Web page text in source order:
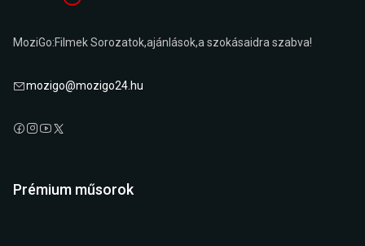
MoziGo:Filmek Sorozatok,ajánlások,a szokásaidra szabva!
mozigo@mozigo24.hu
Prémium műsorok